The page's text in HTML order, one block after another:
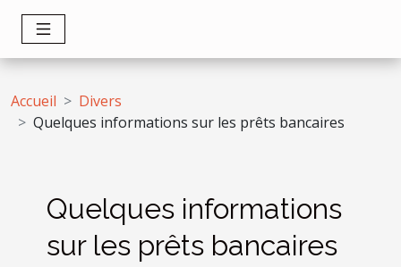
Accueil
Divers
Quelques informations sur les prêts bancaires
Quelques informations
sur les prêts bancaires